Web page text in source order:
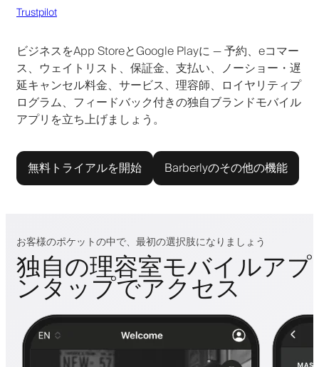
Trustpilot
ビジネスをApp StoreとGoogle Playに — 予約、eコマー
ス、ウェイトリスト、保証金、支払い、ノーショー・遅
延キャンセル料金、サービス、理容師、ロイヤリティプ
ログラム、フィードバック付きの独自ブランドモバイル
アプリを立ち上げましょう。
無料トライアルを開始 Barberlyのその他の機能
お客様のポケットの中で、最初の選択肢になりましょう
独自の理容室モバイルア
ンタップでアクセス